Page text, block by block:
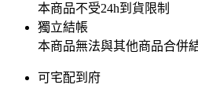
本商品不受24h到貨限制
獨立結帳
本商品無法與其他商品合併
可宅配到府